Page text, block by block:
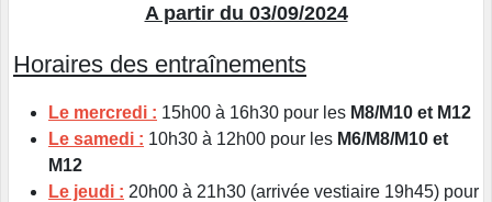
A partir du 03/09/2024
Horaires des entraînements
Le mercredi : 15h00 à 16h30 pour les M8/M10 et M12
Le samedi : 10h30 à 12h00 pour les M6/M8/M10 et
M12
Le jeudi : 20h00 à 21h30 (arrivée vestiaire 19h45) pour